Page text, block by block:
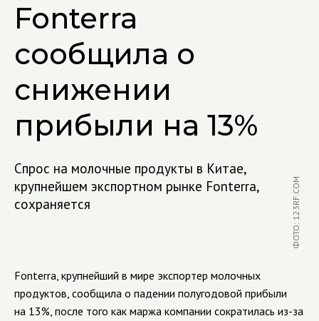
Fonterra
сообщила о
снижении
прибыли на 13%
Спрос на молочные продукты в Китае,
крупнейшем экспортном рынке Fonterra,
сохраняется
ФОТО: 123RF.COM
Fonterra, крупнейший в мире экспортер молочных
продуктов, сообщила о падении полугодовой прибыли
на 13%, после того как маржа компании сократилась из-за